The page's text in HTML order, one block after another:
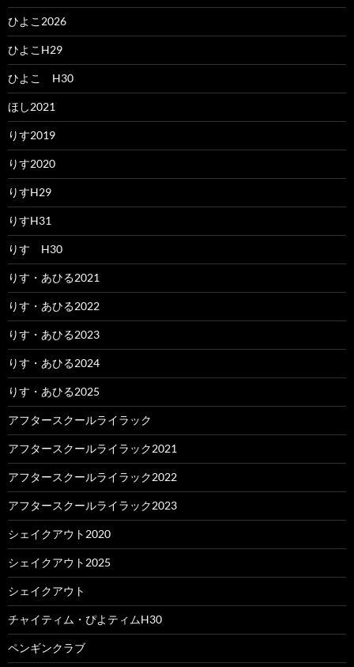
ひよこ2026
ひよこH29
ひよこ H30
ほし2021
りす2019
りす2020
りすH29
りすH31
りす H30
りす・あひる2021
りす・あひる2022
りす・あひる2023
りす・あひる2024
りす・あひる2025
アフタースクールライラック
アフタースクールライラック2021
アフタースクールライラック2022
アフタースクールライラック2023
シェイクアウト2020
シェイクアウト2025
シェイクアウト
チャイティム・ぴよティムH30
ペンギンクラブ